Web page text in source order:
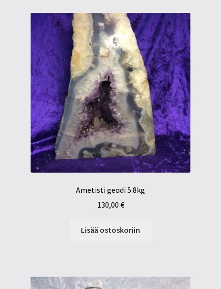
Ametisti geodi 5.8kg
130,00 €
Lisää ostoskoriin